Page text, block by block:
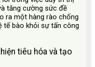
tăng cường sức đề
ra một hàng rào chống
tế bào khỏi sự tấn công
tiêu hóa và tạo